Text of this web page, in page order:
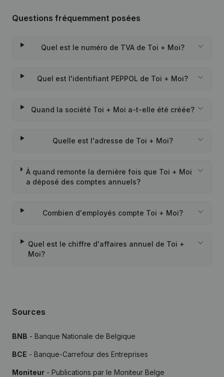
Questions fréquemment posées
Quel est le numéro de TVA de Toi + Moi?
Quel est l'identifiant PEPPOL de Toi + Moi?
Quand la société Toi + Moi a-t-elle été créée?
Quelle est l'adresse de Toi + Moi?
À quand remonte la dernière fois que Toi + Moi
a déposé des comptes annuels?
Combien d'employés compte Toi + Moi?
Quel est le chiffre d'affaires annuel de Toi +
Moi?
Sources
BNB - Banque Nationale de Belgique
BCE - Banque-Carrefour des Entreprises
Moniteur - Publications par le Moniteur Belge